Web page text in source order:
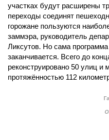
участках будут расширены
переходы соединят
горожане пользуются
заммэра, руководитель
Ликсутов. Но сама
заканчивается. Всего до
реконструировано 50 улиц и
протяжённостью 112